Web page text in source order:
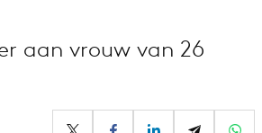
aan vrouw van 26